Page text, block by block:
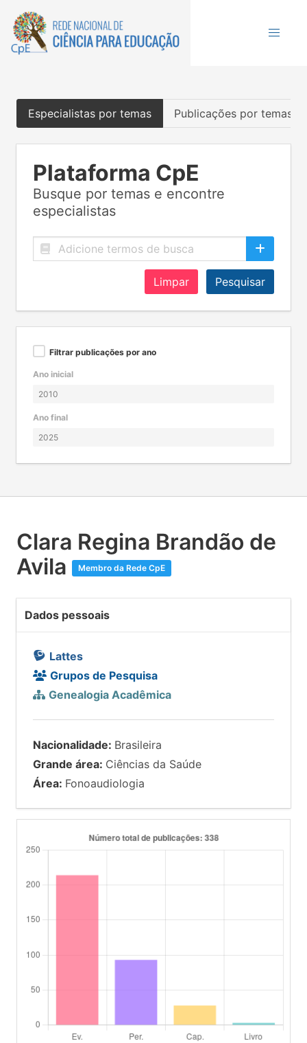
Especialistas por temas Publicações por temas
Plataforma CpE
Busque por temas e encontre
especialistas
Limpar Pesquisar
Filtrar publicações por ano
Ano inicial
Ano final
Clara Regina Brandão de
Avila
Membro da Rede CpE
Dados pessoais
Lattes
Grupos de Pesquisa
Genealogia Acadêmica
Nacionalidade: Brasileira
Grande área: Ciências da Saúde
Área: Fonoaudiologia